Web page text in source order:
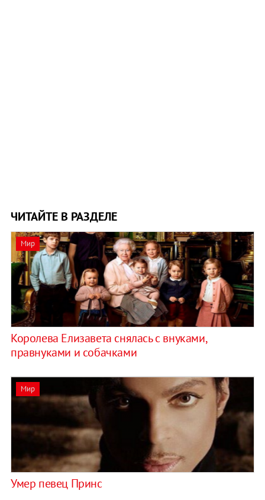
ЧИТАЙТЕ В РАЗДЕЛЕ
Мир
Королева Елизавета снялась с внуками,
правнуками и собачками
Мир
Умер певец Принс